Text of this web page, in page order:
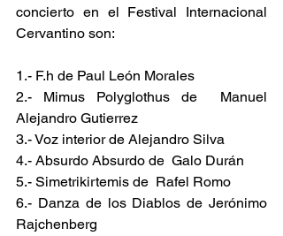
concierto en el Festival Internacional
Cervantino son:
1.- F.h de Paul León Morales
2.- Mimus Polyglothus de  Manuel
Alejandro Gutierrez
3.- Voz interior de Alejandro Silva
4.- Absurdo Absurdo de  Galo Durán
5.- Simetrikirtemis de  Rafel Romo
6.- Danza de los Diablos de Jerónimo
Rajchenberg